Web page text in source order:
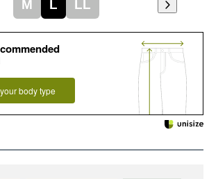
M L LL
body type